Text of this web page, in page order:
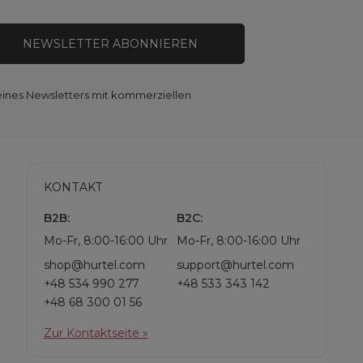
Newsletters mit kommerziellen
NEWSLETTER ABONNIEREN
KONTAKT
B2B:
Mo-Fr, 8:00-16:00 Uhr
shop@hurtel.com
+48 534 990 277
+48 68 300 01 56
B2C:
Mo-Fr, 8:00-16:00 Uhr
support@hurtel.com
+48 533 343 142
Zur Kontaktseite »